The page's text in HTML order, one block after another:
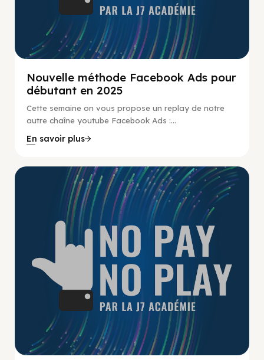
Nouvelle méthode Facebook Ads pour
débutant en 2025
Cette semaine on vous propose un replay de notre
autre chaîne youtube Facebook Ads :...
En savoir plus
No Pay No Play